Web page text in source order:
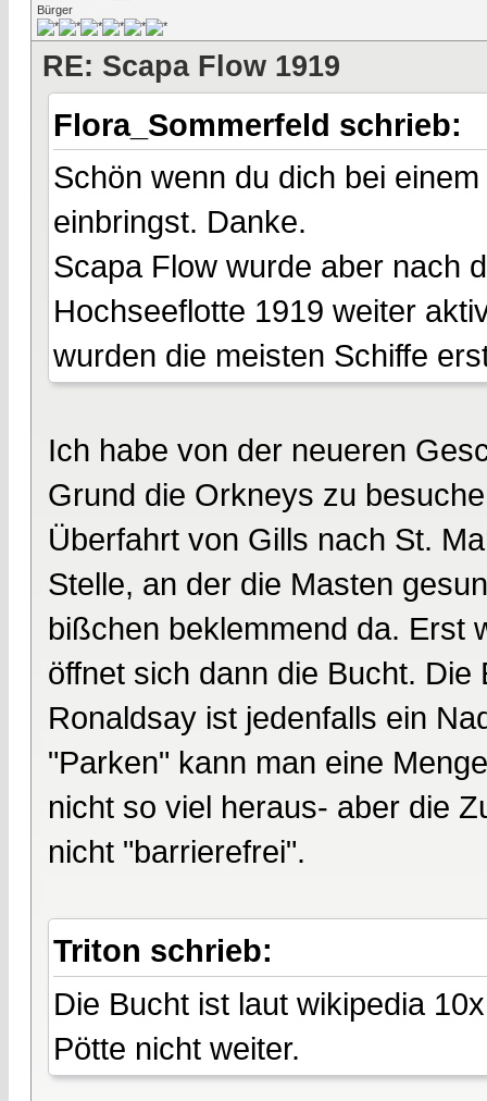
Bürger
RE: Scapa Flow 1919
Flora_Sommerfeld schrieb:
Schön wenn du dich bei
einbringst. Danke.
Scapa Flow wurde aber nach
Hochseeflotte 1919 weiter
wurden die meisten Schiffe
Ich habe von der neueren
Grund die Orkneys zu
Überfahrt von Gills nach St.
Stelle, an der die Masten
bißchen beklemmend da. Erst
öffnet sich dann die Bucht.
Ronaldsay ist jedenfalls ein
"Parken" kann man eine
nicht so viel heraus- aber die
nicht "barrierefrei".
Triton schrieb:
Die Bucht ist laut wikipedia
Pötte nicht weiter.